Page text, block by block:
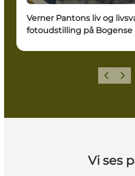
Verner Pantons liv og
fotoudstilling på Bogense
Forrige
Vi ses